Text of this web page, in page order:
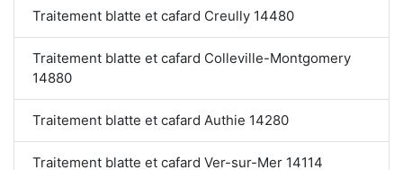
Traitement blatte et cafard Creully 14480
Traitement blatte et cafard Colleville-Montgomery
14880
Traitement blatte et cafard Authie 14280
Traitement blatte et cafard Ver-sur-Mer 14114